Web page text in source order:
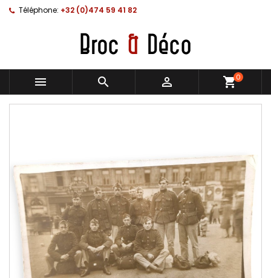
Téléphone: +32 (0)474 59 41 82
   shopping_cart0